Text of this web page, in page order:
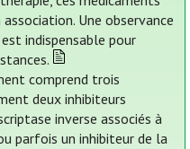
Une observance
indispensable pour
comprend trois
deux inhibiteurs
inverse associés à
parfois un inhibiteur de la